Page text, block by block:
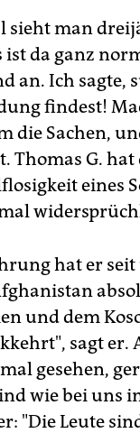
sieht man
ist da ganz
an. Ich sagte,
findest!
die Sachen,
Thomas G.
eines
hat er
und dem
sagt er.
gesehen,
wie bei uns
"Die Leute